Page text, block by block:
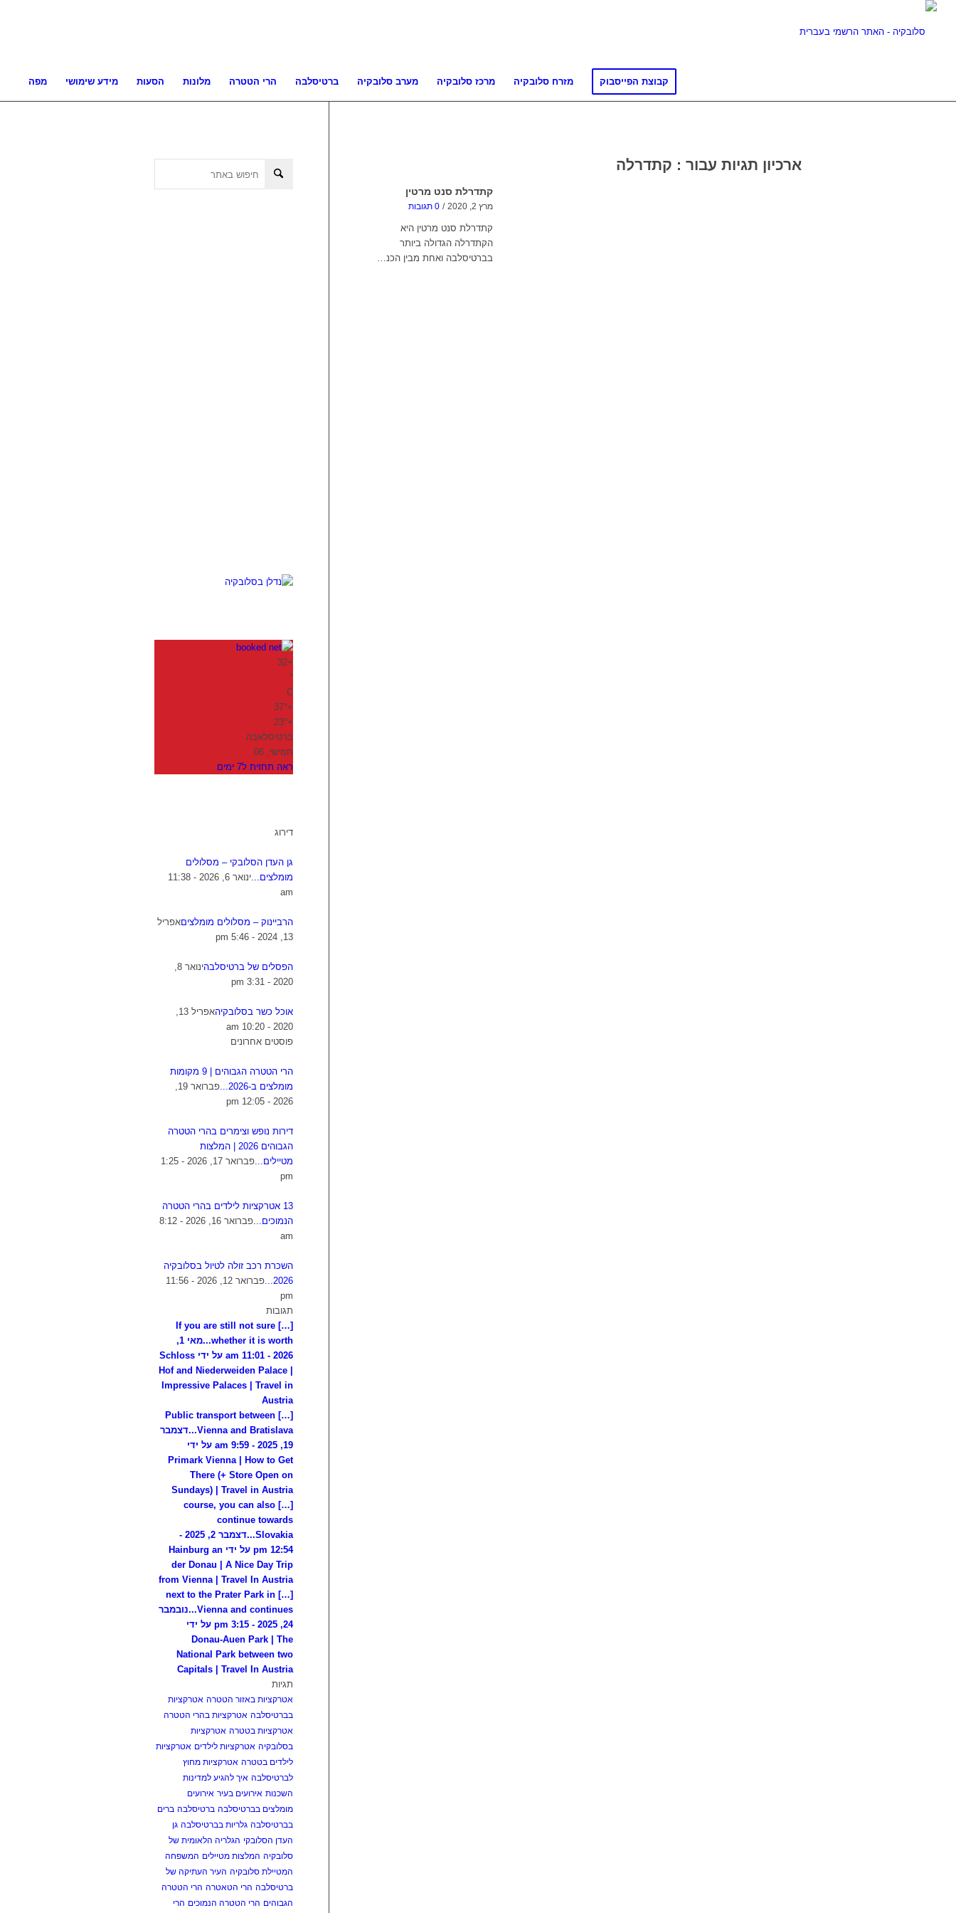
מפה מידע שימושי הסעות מלונות הרי הטטרה ברטיסלבה מערב סלובקיה מרכז סלובקיה מזרח סלובקיה קבוצת הפייסבוק
ארכיון תגיות עבור : קתדרלה
קתדרלת סנט מרטין
מרץ 2, 2020 / 0 תגובות
קתדרלת סנט מרטין היא
הקתדרלה הגדולה ביותר
בברטיסלבה ואחת מבין הכנ…
+
32
°
C
+
37°
+
23°
ברטיסלאבה
חמישי, 06
ראה תחזית ל7 ימים
דירוג
גן העדן הסלובקי – מסלולים
מומלצים...
ינואר 6, 2026 - 11:38
am
הרביינוק – מסלולים מומלציםאפריל
13, 2024 - 5:46 pm
הפסלים של ברטיסלבה
ינואר 8,
2020 - 3:31 pm
אוכל כשר בסלובקיה
אפריל 13,
2020 - 10:20 am
פוסטים אחרונים
הרי הטטרה הגבוהים | 9 מקומות
מומלצים ב-2026...
פברואר 19,
2026 - 12:05 pm
דירות נופש וצימרים בהרי הטטרה
הגבוהים 2026 | המלצות
מטיילים...
פברואר 17, 2026 - 1:25
pm
13 אטרקציות לילדים בהרי הטטרה
הנמוכים...
פברואר 16, 2026 - 8:12
am
השכרת רכב זולה לטיול בסלובקיה
2026...
פברואר 12, 2026 - 11:56
pm
תגובות
[…] If you are still not sure
whether it is worth...
מאי 1,
2026 - 11:01 am על ידי Schloss
Hof and Niederweiden Palace |
Impressive Palaces | Travel in
Austria
[…] Public transport between
Vienna and Bratislava...
דצמבר
19, 2025 - 9:59 am על ידי
Primark Vienna | How to Get
There (+ Store Open on
Sundays) | Travel in Austria
[…] course, you can also
continue towards
Slovakia...
דצמבר 2, 2025 -
12:54 pm על ידי Hainburg an
der Donau | A Nice Day Trip
from Vienna | Travel In Austria
[…] next to the Prater Park in
Vienna and continues...
נובמבר
24, 2025 - 3:15 pm על ידי
Donau-Auen Park | The
National Park between two
Capitals | Travel In Austria
תגיות
אטרקציות באזור הטטרה אטרקציות
בברטיסלבה אטרקציות בהרי הטטרה
אטרקציות בטטרה אטרקציות
בסלובקיה אטרקציות לילדים אטרקציות
לילדים בטטרה אטרקציות מחוץ
לברטיסלבה איך להגיע למדינות
השכנות אירועים בעיר אירועים
מומלצים בברטיסלבה ברטיסלבה ברים
בברטיסלבה גלריות בברטיסלבה גן
העדן הסלובקי הגלריה הלאומית של
סלובקיה המלצות מטיילים המשפחה
המטיילת סלובקיה העיר העתיקה של
ברטיסלבה הרי הטאטרה הרי הטטרה
הגבוהים הרי הטטרה הנמוכים הרי